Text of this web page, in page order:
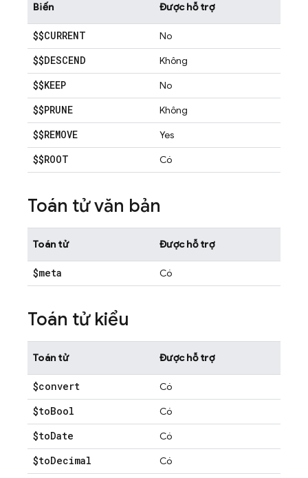
Biến Được hỗ trợ
$$CURRENT No
$$DESCEND Không
$$KEEP No
$$PRUNE Không
$$REMOVE Yes
$$ROOT Có
Toán tử văn bản
Toán tử Được hỗ trợ
$meta Có
Toán tử kiểu
Toán tử Được hỗ trợ
$convert Có
$toBool Có
$toDate Có
$toDecimal Có